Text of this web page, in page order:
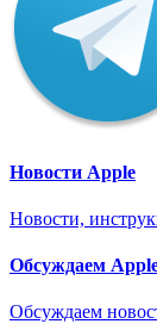
Новости Apple
Новости,
Обсуждаем
Обсуждаем